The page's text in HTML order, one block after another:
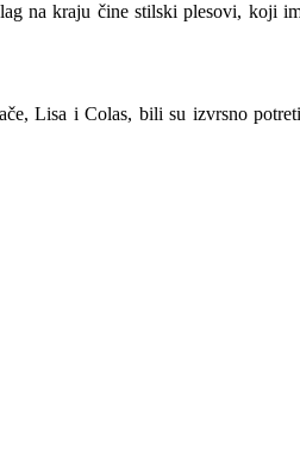
na kraju čine stilski plesovi, koji
Lisa i Colas, bili su izvrsno